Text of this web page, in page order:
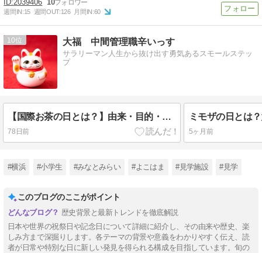
2039406 10
週間IN:15 週間OUT:126 月間IN:60
10 大福 中間管理職辛いっす
サラリーマン人生から抜け出す勇気あるスモールステッ
プ
【国際お茶の日とは？】由来・目的・楽しみ方を徹底解説｜5月21日は世界のお茶文化を楽しむ日
78日前 5ヶ月前
#横浜 #小学生 #みなとみらい #よこはま #見学施設 #見学
このブログのここがポイント
歴史背景と最新トレンドを徹底解説
日本や世界の祝祭日や記念日について詳細に紹介し、その由来や歴史、楽
しみ方まで深掘りします。各テーマの背景や意義をわかりやすく伝え、読
者が日常や特別な日に新しい発見を得られる構成を目指しています。旬の